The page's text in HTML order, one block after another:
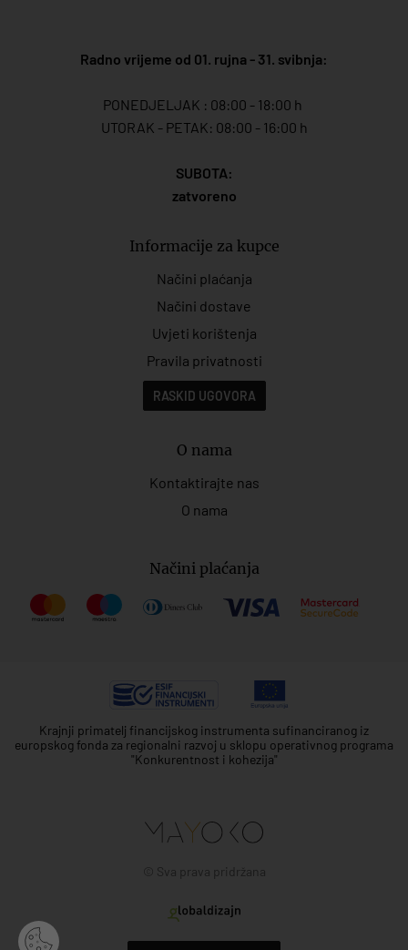
Radno vrijeme od 01. rujna - 31. svibnja:
PONEDJELJAK : 08:00 - 18:00 h
UTORAK - PETAK: 08:00 - 16:00 h
SUBOTA:
zatvoreno
Informacije za kupce
Načini plaćanja
Načini dostave
Uvjeti korištenja
Pravila privatnosti
RASKID UGOVORA
O nama
Kontaktirajte nas
O nama
Načini plaćanja
Krajnji primatelj financijskog instrumenta sufinanciranog iz
europskog fonda za regionalni razvoj u sklopu operativnog programa
"Konkurentnost i kohezija"
© Sva prava pridržana